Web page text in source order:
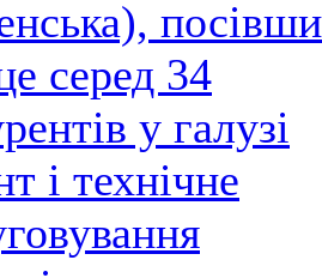
посівши
серед 34
у галузі
і технічне